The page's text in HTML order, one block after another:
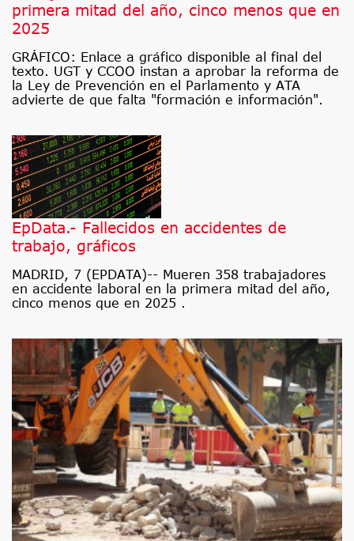
primera mitad del año, cinco menos que en
2025
GRÁFICO: Enlace a gráfico disponible al final del
texto. UGT y CCOO instan a aprobar la reforma de
la Ley de Prevención en el Parlamento y ATA
advierte de que falta "formación e información".
EpData.- Fallecidos en accidentes de
trabajo, gráficos
MADRID, 7 (EPDATA)-- Mueren 358 trabajadores
en accidente laboral en la primera mitad del año,
cinco menos que en 2025 .